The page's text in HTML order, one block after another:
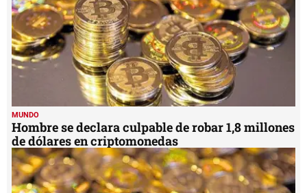
MUNDO
Hombre se declara culpable de robar 1,8 millones
de dólares en criptomonedas